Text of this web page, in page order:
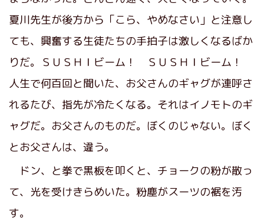
夏川先生が後方から「こら、やめなさい」と注意し
ても、興奮する生徒たちの手拍子は激しくなるばか
りだ。ＳＵＳＨＩビーム！ ＳＵＳＨＩビーム！
人生で何百回と聞いた、お父さんのギャグが連呼さ
れるたび、指先が冷たくなる。それはイノモトのギ
ャグだ。お父さんのものだ。ぼくのじゃない。ぼく
とお父さんは、違う。
ドン、と拳で黒板を叩くと、チョークの粉が散っ
て、光を受けきらめいた。粉塵がスーツの裾を汚
す。